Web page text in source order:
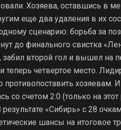
Хозяева, оставшись в
еще два удаления в их
сценарию: борьба за
до финального свистка
второй гол и вышел на
четвертое место.
противопоставить хозяевам.
счетом 2:0 (только на этот
«Сибирь» с 28
шансы на итоговое